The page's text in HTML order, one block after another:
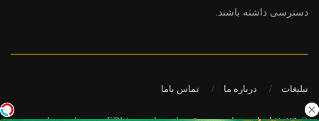
دسترسی داشته باشند.
تبلیغات درباره ما تماس باما